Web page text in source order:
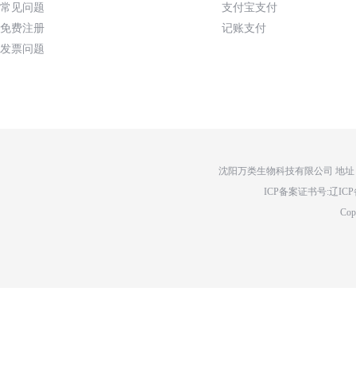
常见问题
免费注册
发票问题
支付宝支付
记账支付
沈阳万类生物科技有限公司 地
ICP备案证书号:辽